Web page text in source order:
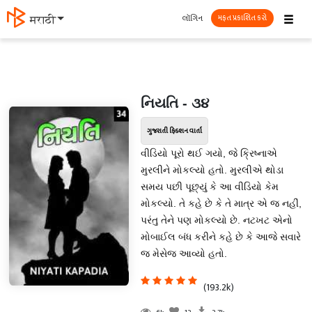
मराठी ☰
લૉગિન મફત પ્રકાશિત કરો
નિયતિ - ૩૪
ગુજરાતી ફિક્શન વાર્તા
વીડિયો પૂરો થઈ ગયો, જે ક્રિષ્નાએ
મુરલીને મોકલ્યો હતો. મુરલીએ થોડા
સમય પછી પૂછ્યું કે આ વીડિયો કેમ
મોકલ્યો. તે કહે છે કે તે માત્ર એ જ નહીં,
પરંતુ તેને પણ મોકલ્યો છે. નટખટ એનો
મોબાઈલ બંધ કરીને કહે છે કે આજે સવારે
જ મેસેજ આવ્યો હતો.
(193.2k)